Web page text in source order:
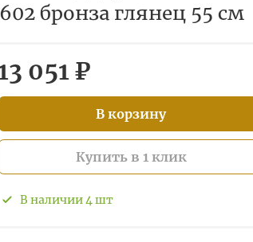
бронза глянец 55 см
051 ₽
В корзину
Купить в 1 клик
В наличии4шт